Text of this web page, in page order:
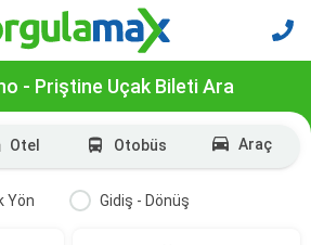
- Priştine Uçak Bileti Ara
Otel Otobüs Araç
Yön Gidiş - Dönüş